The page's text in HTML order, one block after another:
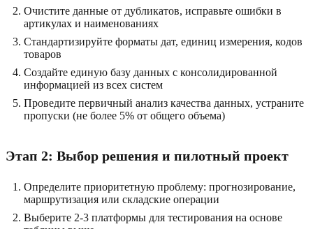
Очистите данные от дубликатов, исправьте ошибки в
артикулах и наименованиях
Стандартизируйте форматы дат, единиц измерения, кодов
товаров
Создайте единую базу данных с консолидированной
информацией из всех систем
Проведите первичный анализ качества данных, устраните
пропуски (не более 5% от общего объема)
Этап 2: Выбор решения и пилотный проект
Определите приоритетную проблему: прогнозирование,
маршрутизация или складские операции
Выберите 2-3 платформы для тестирования на основе